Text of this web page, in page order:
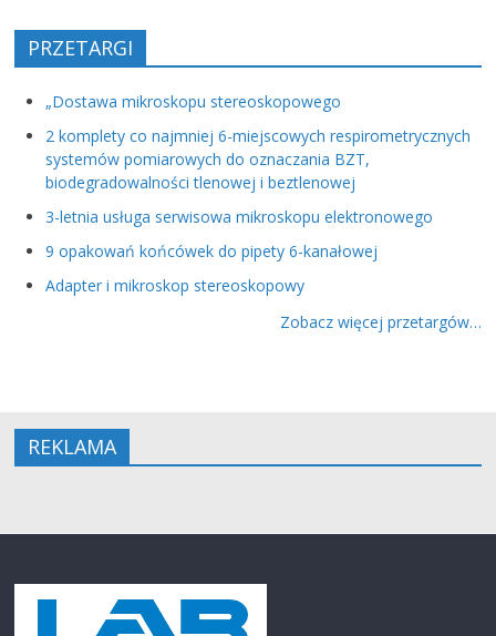
PRZETARGI
„Dostawa mikroskopu stereoskopowego
2 komplety co najmniej 6-miejscowych respirometrycznych
systemów pomiarowych do oznaczania BZT,
biodegradowalności tlenowej i beztlenowej
3-letnia usługa serwisowa mikroskopu elektronowego
9 opakowań końcówek do pipety 6-kanałowej
Adapter i mikroskop stereoskopowy
Zobacz więcej przetargów…
REKLAMA